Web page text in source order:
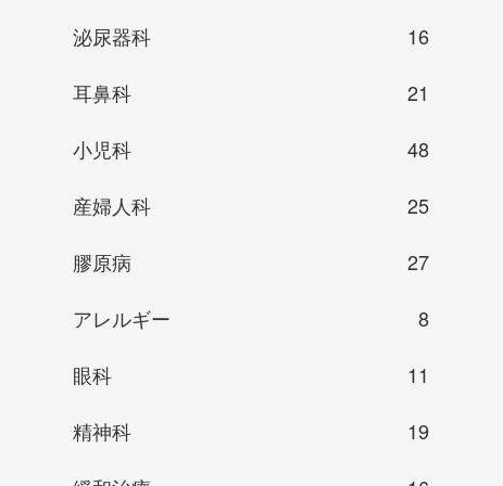
泌尿器科
16
耳鼻科
21
小児科
48
産婦人科
25
膠原病
27
アレルギー
8
眼科
11
精神科
19